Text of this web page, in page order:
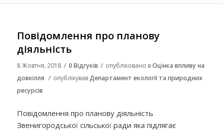
Повідомлення про планову
діяльність
8 Жовтня, 2018 / 0 Відгуків / опубліковано вОцінка впливу на
довкілля / опублікувавДепартамент екології та природних
ресурсів
Повідомлення про планову діяльність
Звенигородської сільської ради яка підлягає